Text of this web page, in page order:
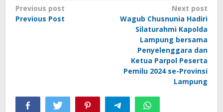
Post
navigation
Previous post
Previous Post
Next post
Wagub Chusnunia Hadiri
Silaturahmi Kapolda
Lampung bersama
Penyelenggara dan
Ketua Parpol Peserta
Pemilu 2024 se-Provinsi
Lampung